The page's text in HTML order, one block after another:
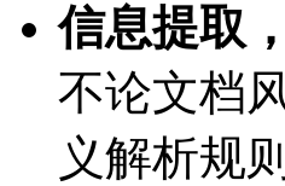
信息提取
不论文档
义解析规